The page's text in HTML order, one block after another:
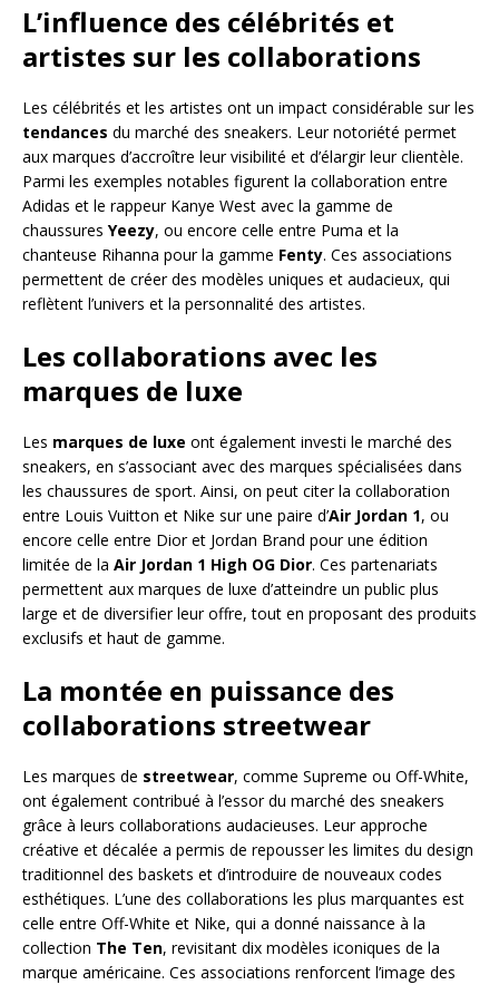
L’influence des célébrités et
artistes sur les collaborations
Les célébrités et les artistes ont un impact considérable sur les
tendances du marché des sneakers. Leur notoriété permet
aux marques d’accroître leur visibilité et d’élargir leur clientèle.
Parmi les exemples notables figurent la collaboration entre
Adidas et le rappeur Kanye West avec la gamme de
chaussures Yeezy, ou encore celle entre Puma et la
chanteuse Rihanna pour la gamme Fenty. Ces associations
permettent de créer des modèles uniques et audacieux, qui
reflètent l’univers et la personnalité des artistes.
Les collaborations avec les
marques de luxe
Les marques de luxe ont également investi le marché des
sneakers, en s’associant avec des marques spécialisées dans
les chaussures de sport. Ainsi, on peut citer la collaboration
entre Louis Vuitton et Nike sur une paire d’Air Jordan 1, ou
encore celle entre Dior et Jordan Brand pour une édition
limitée de la Air Jordan 1 High OG Dior. Ces partenariats
permettent aux marques de luxe d’atteindre un public plus
large et de diversifier leur offre, tout en proposant des produits
exclusifs et haut de gamme.
La montée en puissance des
collaborations streetwear
Les marques de streetwear, comme Supreme ou Off-White,
ont également contribué à l’essor du marché des sneakers
grâce à leurs collaborations audacieuses. Leur approche
créative et décalée a permis de repousser les limites du design
traditionnel des baskets et d’introduire de nouveaux codes
esthétiques. L’une des collaborations les plus marquantes est
celle entre Off-White et Nike, qui a donné naissance à la
collection The Ten, revisitant dix modèles iconiques de la
marque américaine. Ces associations renforcent l’image des